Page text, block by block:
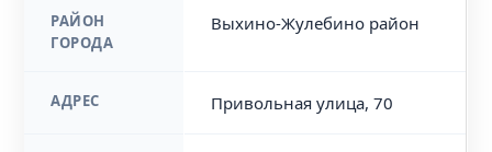
РАЙОН
ГОРОДА
Выхино-Жулебино район
АДРЕС Привольная улица, 70